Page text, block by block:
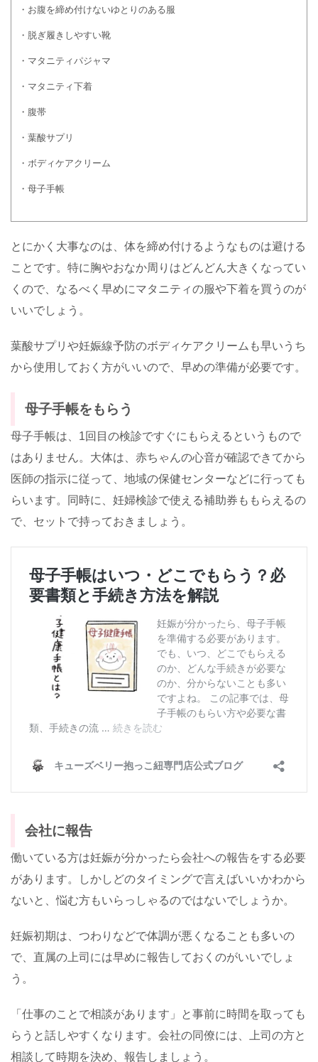
・お腹を締め付けないゆとりのある服
・脱ぎ履きしやすい靴
・マタニティパジャマ
・マタニティ下着
・腹帯
・葉酸サプリ
・ボディケアクリーム
・母子手帳
とにかく大事なのは、体を締め付けるようなものは避ける
ことです。特に胸やおなか周りはどんどん大きくなってい
くので、なるべく早めにマタニティの服や下着を買うのが
いいでしょう。
葉酸サプリや妊娠線予防のボディケアクリームも早いうち
から使用しておく方がいいので、早めの準備が必要です。
母子手帳をもらう
母子手帳は、 1回目の検診ですぐにもらえるというもので
はありません。大体は、赤ちゃんの心音が確認できてから
医師の指示に従って、地域の保健センターなどに行っても
らいます。同時に、妊婦検診で使える補助券ももらえるの
で、セットで持っておきましょう。
会社に報告
働いている方は妊娠が分かったら会社への報告をする必要
があります。しかしどのタイミングで言えばいいかわから
ないと、悩む方もいらっしゃるのではないでしょうか。
妊娠初期は、つわりなどで体調が悪くなることも多いの
で、直属の上司には早めに報告しておくのがいいでしょ
う。
「仕事のことで相談があります」と事前に時間を取っても
らうと話しやすくなります。会社の同僚には、上司の方と
相談して時期を決め、報告しましょう。